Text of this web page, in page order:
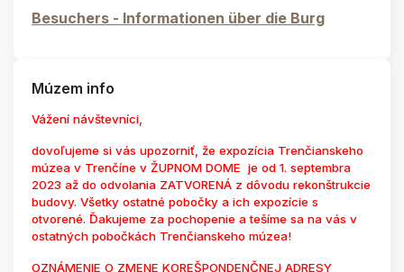
Besuchers - Informationen über die Burg
Múzem info
Vážení návštevníci,
dovoľujeme si vás upozorniť, že expozícia Trenčianskeho
múzea v Trenčíne v ŽUPNOM DOME je od 1. septembra
2023 až do odvolania ZATVORENÁ z dôvodu rekonštrukcie
budovy. Všetky ostatné pobočky a ich expozície s
otvorené. Ďakujeme za pochopenie a tešíme sa na vás v
ostatných pobočkách Trenčianskeho múzea!
OZNÁMENIE O ZMENE KOREŠPONDENČNEJ ADRESY